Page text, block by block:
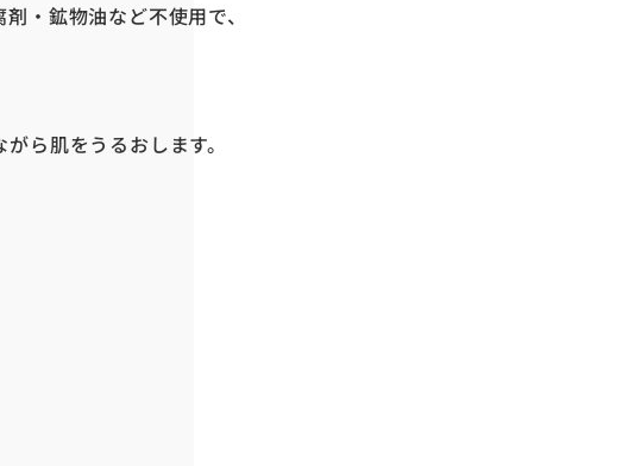
・鉱物油など不使用で、
ら肌をうるおします。